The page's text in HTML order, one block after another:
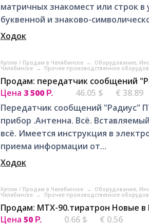
матричных знакомест или строк
буквенной и знаково-
Ходок
Куплю / Продам в Челябинске → Оборудование,
Челябинске → Прочее производственное
Продам: передатчик сообщений
Цена 3 500 Р. 46.05 $
€ 38.89
Передатчик сообщений "Радиус"
прибор .Антенна. Всё.
всё. Имеется инструкция в
приема информации от...
Ходок
Куплю / Продам в Челябинске → Оборудование,
Челябинске → Прочее производственное
Продам: МТХ-90.тиратрон Новые в
Цена 50 Р. 0.66 $
€ 0.56